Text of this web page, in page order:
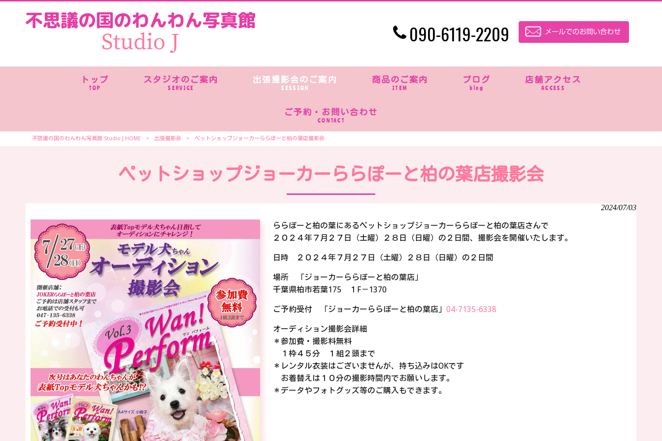
090-6119-2209
トップ
TOP
スタジオのご案内
SERVICE
出張撮影会のご案内
SESSION
商品のご案内
ITEM
ブログ
blog
店舗アクセス
ACCESS
ご予約・お問い合わせ
CONTACT
不思議の国のわんわん写真館 Studio J HOME > 出張撮影会 > ペットショップジョーカーららぽーと柏の葉店撮影会
ペットショップジョーカーららぽーと柏の葉店撮影会
2024/07/03
ららぽーと柏の葉にあるペットショップジョーカーららぽーと柏の葉店さんで
２０２４年７月２７日（土曜）２８日（日曜）の２日間、撮影会を開催いたします。
日時 ２０２４年７月２７日（土曜）２８日（日曜）の２日間
場所 「ジョーカーららぽーと柏の葉店」
千葉県柏市若葉175 １ F－ 1370
ご予約受付 「ジョーカーららぽーと柏の葉店」 04-7135-6338
オーディション撮影会詳細
＊参加費・撮影料無料
１枠４５分 １組２頭まで
＊レンタル衣装はございませんが、持ち込みはOKです
お着替えは１０分の撮影時間内でお願いします。
＊データやフォトグッズ等のご購入もできます。